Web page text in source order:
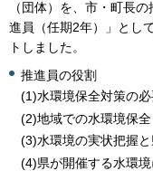
（団体）を、市・町長
進員（任期2年）」とし
トしました。
推進員の役割
(1)水環境保全対策の
(2)地域での水環境保
(3)水環境の実状把握
(4)県が開催する水環